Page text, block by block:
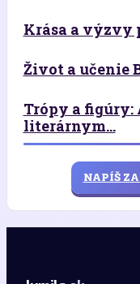
Krása a výzvy
Život a učenie
Trópy a figúry:
literárnym...
NAPÍŠ